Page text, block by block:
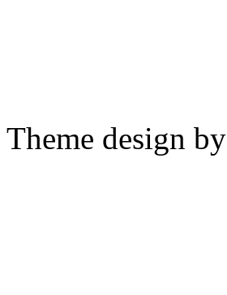
Theme design by